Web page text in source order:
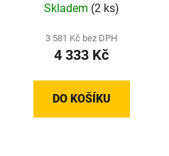
Skladem (2 ks)
3 581 Kč bez DPH
4 333 Kč
DO KOŠÍKU